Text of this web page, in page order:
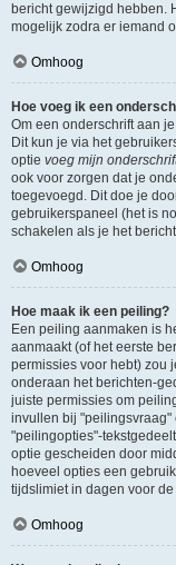
bericht gewijzigd hebben.
mogelijk zodra er iemand
Omhoog
Hoe voeg ik een
Om een onderschrift aan
Dit kun je via het
optie voeg mijn
ook voor zorgen dat je
toegevoegd. Dit doe je
gebruikerspaneel (het is
schakelen als je het
Omhoog
Hoe maak ik een peiling?
Een peiling aanmaken is
aanmaakt (of het eerste
permissies voor hebt) zou
onderaan het berichten-
juiste permissies om
invullen bij
"peilingopties"-
optie gescheiden door
hoeveel opties een
tijdslimiet in dagen voor
Omhoog